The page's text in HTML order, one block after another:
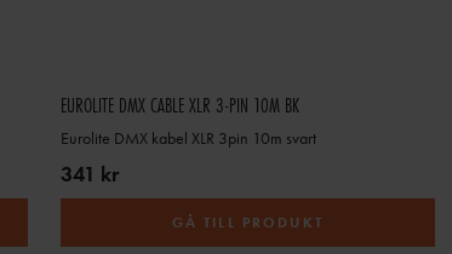
EUROLITE DMX CABLE XLR 3-PIN 10M BK
Eurolite DMX kabel XLR 3pin 10m svart
341 kr
GÅ TILL PRODUKT